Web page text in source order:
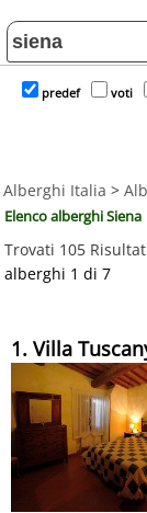
predef voti
Alberghi Italia >
Elenco alberghi
Trovati 105
alberghi 1 di 7
1. Villa